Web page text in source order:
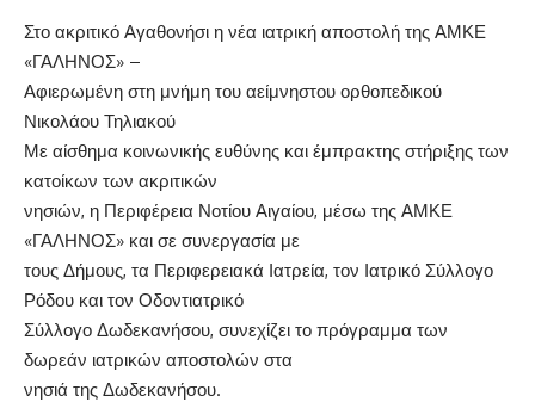
Στο ακριτικό Αγαθονήσι η νέα ιατρική αποστολή της ΑΜΚΕ
«ΓΑΛΗΝΟΣ» –
Αφιερωμένη στη μνήμη του αείμνηστου ορθοπεδικού
Νικολάου Τηλιακού
Με αίσθημα κοινωνικής ευθύνης και έμπρακτης στήριξης των
κατοίκων των ακριτικών
νησιών, η Περιφέρεια Νοτίου Αιγαίου, μέσω της ΑΜΚΕ
«ΓΑΛΗΝΟΣ» και σε συνεργασία με
τους Δήμους, τα Περιφερειακά Ιατρεία, τον Ιατρικό Σύλλογο
Ρόδου και τον Οδοντιατρικό
Σύλλογο Δωδεκανήσου, συνεχίζει το πρόγραμμα των
δωρεάν ιατρικών αποστολών στα
νησιά της Δωδεκανήσου.